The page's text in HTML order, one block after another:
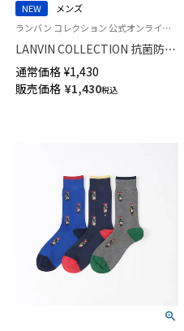
NEW
メンズ
ランバン コレクション 公式オンラインショップ 紳士 靴下 男性
LANVIN COLLECTION 抗菌防臭
ビジネス ソックス アールデコ
リンクス クルー丈 メンズ
02402039
通常価格 ¥1,430
販売価格 ¥1,430税込